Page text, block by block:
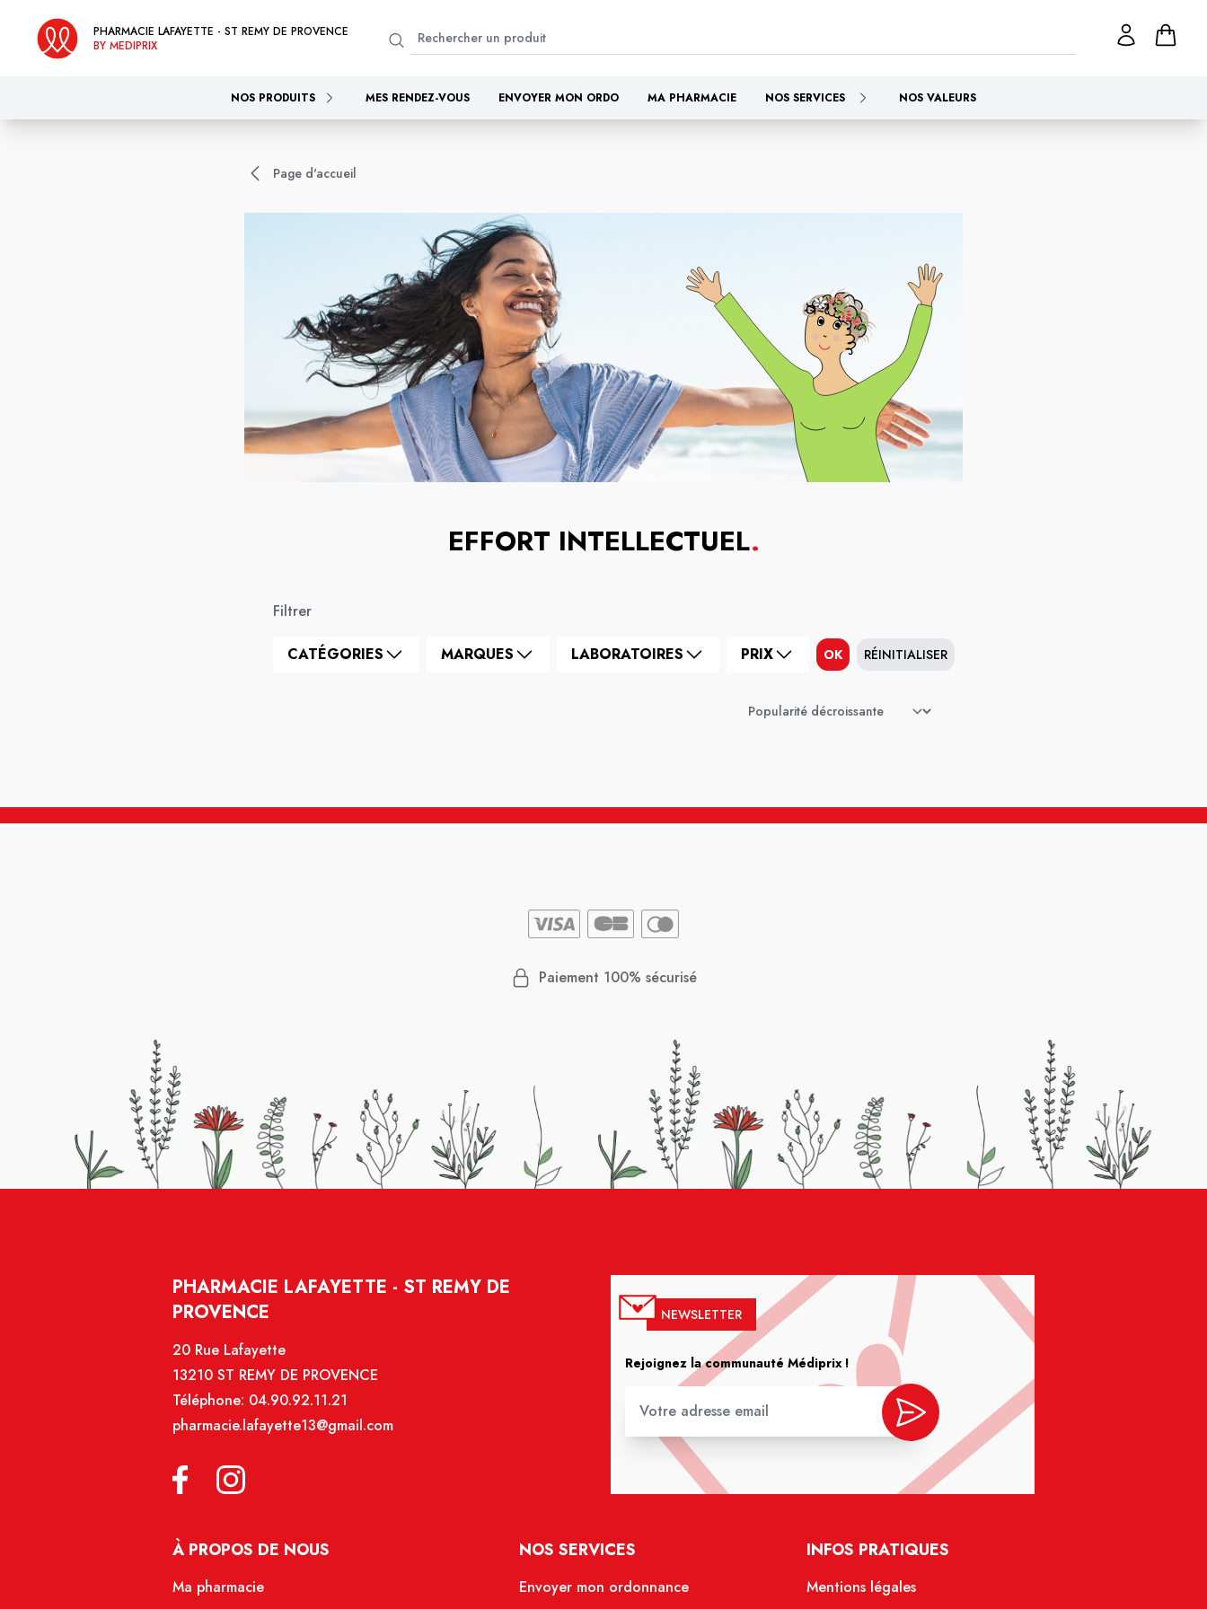
PHARMACIE LAFAYETTE - ST REMY DE PROVENCE
BY MEDIPRIX
NOS PRODUITS MES RENDEZ-VOUS ENVOYER MON ORDO MA PHARMACIE NOS SERVICES NOS VALEURS
Page d'accueil
EFFORT INTELLECTUEL.
Filtrer
CATÉGORIES MARQUES LABORATOIRES PRIX OK RÉINITIALISER
Paiement 100% sécurisé
PHARMACIE LAFAYETTE - ST REMY DE
PROVENCE
20 Rue Lafayette
13210 ST REMY DE PROVENCE
Téléphone: 04.90.92.11.21
pharmacie.lafayette13@gmail.com
NEWSLETTER
Rejoignez la communauté Médiprix !
À PROPOS DE NOUS
Ma pharmacie
NOS SERVICES
Envoyer mon ordonnance
INFOS PRATIQUES
Mentions légales